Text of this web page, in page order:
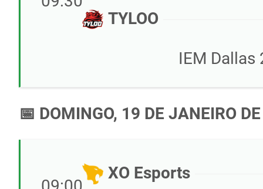
TYLOO
IEM Dallas
📅 DOMINGO, 19 DE JANEIRO
XO Esports